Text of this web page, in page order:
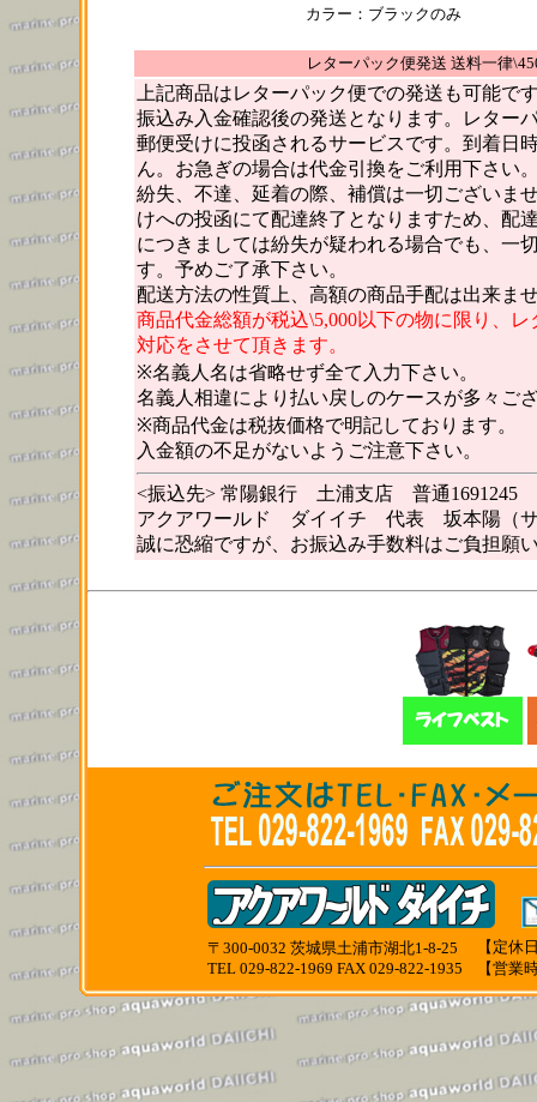
カラー：ブラックのみ
レターパック便発送 送料一律
上記商品はレターパック便での発送も可能で
振込み入金確認後の発送となります。レター
郵便受けに投函されるサービスです。到着日
ん。お急ぎの場合は代金引換をご利用下さい
紛失、不達、延着の際、補償は一切ございま
けへの投函にて配達終了となりますため、配
につきましては紛失が疑われる場合でも、一
す。予めご了承下さい。
配送方法の性質上、高額の商品手配は出来ま
商品代金総額が税込\5,000以下の物に限り、
対応をさせて頂きます。
※名義人名は省略せず全て入力下さい。
名義人相違により払い戻しのケースが多々ご
※商品代金は税抜価格で明記しております。
入金額の不足がないようご注意下さい。
<振込先> 常陽銀行 土浦支店 普通1691245
アクアワールド ダイイチ 代表 坂本陽（
誠に恐縮ですが、お振込み手数料はご負担願
〒300-0032 茨城県土浦市湖北1-8-25
TEL 029-822-1969 FAX 029-822-1935
【定休
【営業